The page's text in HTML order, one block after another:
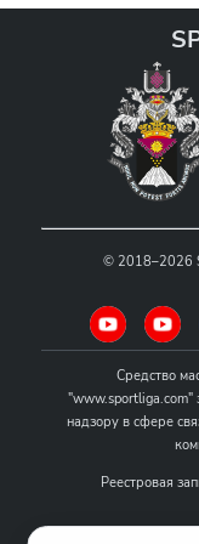
© 2018–2026
Средство
"www.sportliga.com"
надзору в сфере
Реестровая